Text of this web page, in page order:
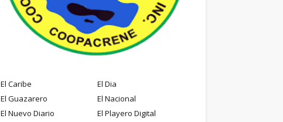
El Caribe
El Dia
El Guazarero
El Nacional
El Nuevo Diario
El Playero Digital